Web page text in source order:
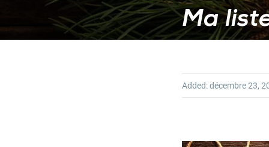
Ma
Added:décembre 23,